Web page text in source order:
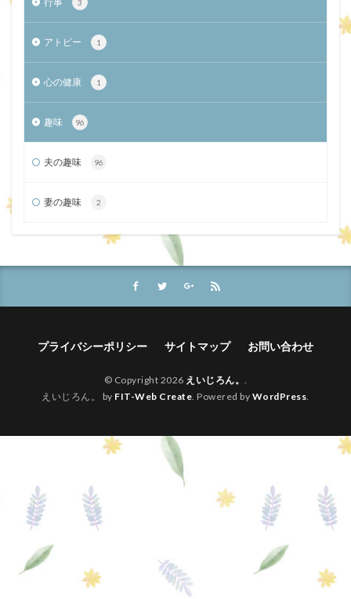
3
アトピー 1
心の健康 1
趣味 96
夫の趣味 96
妻の趣味 2
プライバシーポリシー サイトマップ お問い合わせ
© Copyright 2026 えいじろん。
えいじろん。 by FIT-Web Create . Powered by WordPress